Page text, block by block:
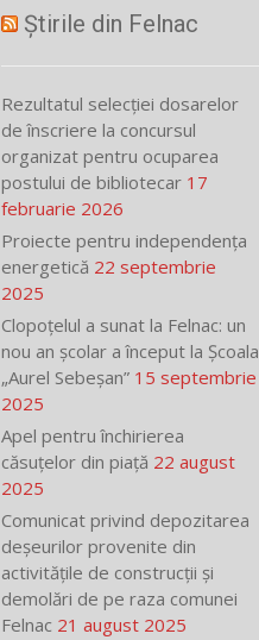
Știrile din Felnac
Rezultatul selecției dosarelor
de înscriere la concursul
organizat pentru ocuparea
postului de bibliotecar 17
februarie 2026
Proiecte pentru independența
energetică 22 septembrie
2025
Clopoțelul a sunat la Felnac: un
nou an școlar a început la Școala
„Aurel Sebeșan” 15 septembrie
2025
Apel pentru închirierea
căsuțelor din piață 22 august
2025
Comunicat privind depozitarea
deșeurilor provenite din
activitățile de construcții și
demolări de pe raza comunei
Felnac 21 august 2025